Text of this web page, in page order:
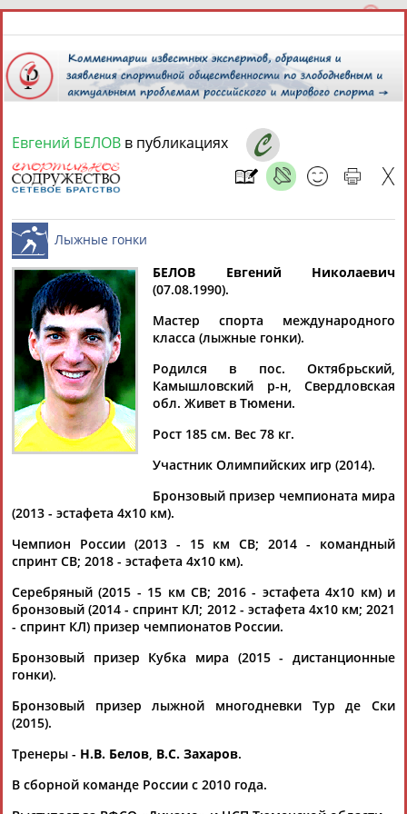
10 августа 2026 года,
СПОРТСМЕНЫ, ТРЕНЕРЫ И СПЕЦИАЛИСТЫ
Найдено: 1персона Расширенный поиск
Евгений
БЕЛОВ
Документы 1-10 из 181 найденных уникальных документов
1 2 3 4 ... 17 18 19
Объявлен состав сборной России по лыжным гонкам на этап
Кубка мира в Лиллехаммере
...произошли два изменения. На старт выйдут Денис Спицов
Евгений Белов
вместо Александра Бессмертных и Ильи
Семикова. ...
(Проект:
Определен состав сборной России на первый этап Кубка
мира по лыжным гонкам
...Терентьев, Сергей Ардашев, Денис Филимонов, Андрей
Иван Якимушкин,...
Евгений БЕЛОВ в публикациях
Лыжные гонки
БЕЛОВ Евгений Николаевич
(07.08.1990).
Мастер спорта международного
класса (лыжные гонки).
Родился в пос. Октябрьский,
Камышловский р-н, Свердловская
обл. Живет в Тюмени.
Рост 185 см. Вес 78 кг.
Участник Олимпийских игр (2014).
Бронзовый призер чемпионата мира
(2013 - эстафета 4х10 км).
Чемпион России (2013 - 15 км СВ; 2014 - командный
спринт СВ; 2018 - эстафета 4х10 км).
Серебряный (2015 - 15 км СВ; 2016 - эстафета 4х10 км) и
бронзовый (2014 - спринт КЛ; 2012 - эстафета 4х10 км; 2021
- спринт КЛ) призер чемпионатов России.
Бронзовый призер Кубка мира (2015 - дистанционные
гонки).
Бронзовый призер лыжной многодневки Тур де Ски
(2015).
Тренеры - Н.В. Белов, В.С. Захаров.
В сборной команде России с 2010 года.